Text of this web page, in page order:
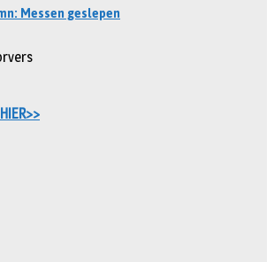
Messen geslepen